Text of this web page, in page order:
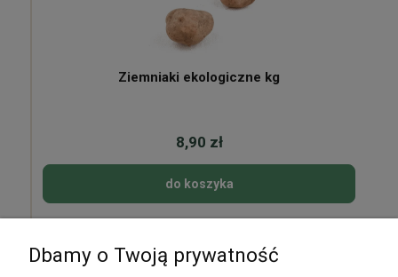
Ziemniaki ekologiczne kg
8,90 zł
do koszyka
Dbamy o Twoją prywatność